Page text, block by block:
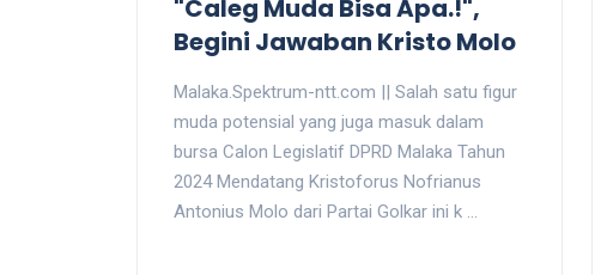
"Caleg Muda Bisa Apa.!",
Begini Jawaban Kristo Molo
Malaka.Spektrum-ntt.com || Salah satu figur
muda potensial yang juga masuk dalam
bursa Calon Legislatif DPRD Malaka Tahun
2024 Mendatang Kristoforus Nofrianus
Antonius Molo dari Partai Golkar ini k ...